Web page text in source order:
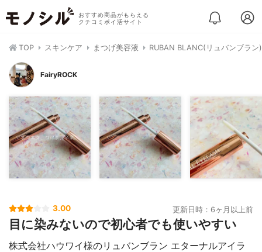
おすすめ商品がもらえる
クチコミポイ活サイト
TOP スキンケア まつげ美容液 RUBAN BLANC(リュバンブラ
FairyROCK
3.00 更新日時：6ヶ月以上前
目に染みないので初心者でも使いやすい
株式会社ハウワイ様のリュバンブラン エターナルアイラ